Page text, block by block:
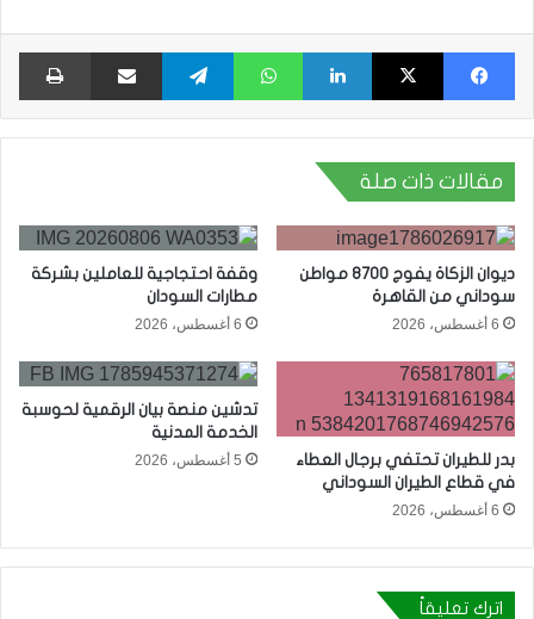
فيسبوك X لينكدإن واتساب تيلقرام مشاركة عبر البريد
مقالات ذات صلة
ديوان الزكاة يفوج 8700 مواطن
سوداني من القاهرة
6 أغسطس، 2026
وقفة احتجاجية للعاملين بشركة
مطارات السودان
6 أغسطس، 2026
بدر للطيران تحتفي برجال العطاء
في قطاع الطيران السوداني
6 أغسطس، 2026
تدشين منصة بيان الرقمية لحوسبة
الخدمة المدنية
5 أغسطس، 2026
اترك تعليقاً